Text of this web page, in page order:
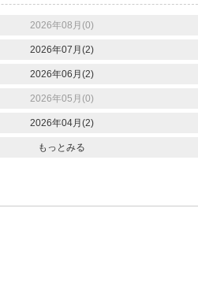
2026年08月(0)
2026年07月(2)
2026年06月(2)
2026年05月(0)
2026年04月(2)
もっとみる